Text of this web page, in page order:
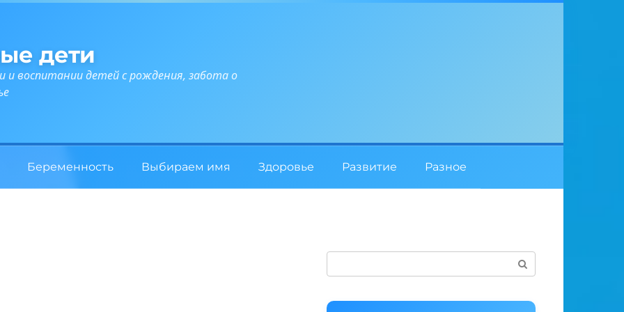
дети
и воспитании детей с рождения, забота о
Беременность Выбираем имя Здоровье Развитие Разное